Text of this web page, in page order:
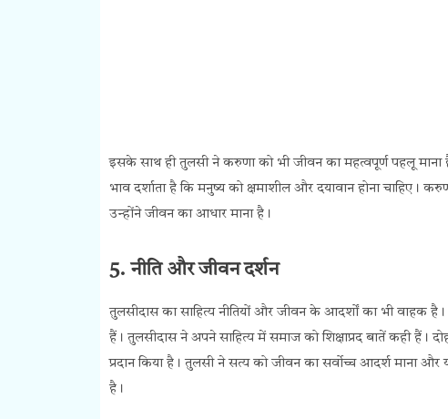
इसके साथ ही तुलसी ने करुणा को भी जीवन का महत्वपूर्ण पहलू
भाव दर्शाता है कि मनुष्य को क्षमाशील और दयावान होना
उन्होंने जीवन का आधार माना है।
5. नीति और जीवन दर्शन
तुलसीदास का साहित्य नीतियों और जीवन के आदर्शों का भी वाहक
हैं। तुलसीदास ने अपने साहित्य में समाज को शिक्षाप्रद बातें कही हैं।
प्रदान किया है। तुलसी ने सत्य को जीवन का सर्वोच्च आदर्श माना
है।